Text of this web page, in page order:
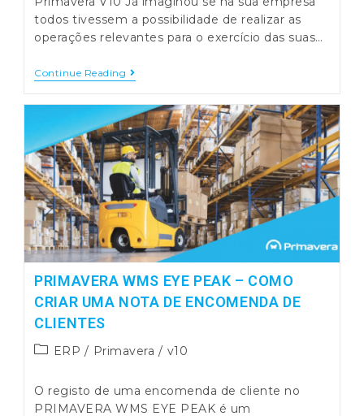
todos tivessem a possibilidade de realizar as
operações relevantes para o exercício das suas…
Continue Reading Primavera
V10
Recursos
Humanos
Marcação
De
Férias
PRIMAVERA WMS EYE PEAK – COMO
CRIAR UMA NOTA DE ENCOMENDA DE
CLIENTES
PostERP / Primavera / v10
O registo de uma encomenda de cliente no
PRIMAVERA WMS EYE PEAK é um